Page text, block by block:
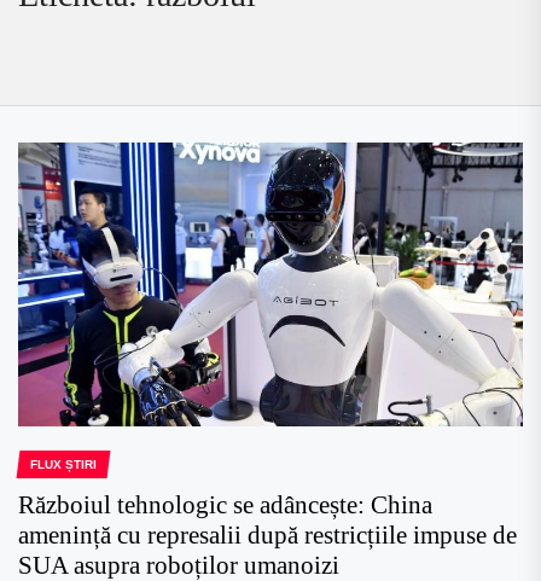
FLUX ȘTIRI
Războiul tehnologic se adâncește: China
amenință cu represalii după restricțiile impuse de
SUA asupra roboților umanoizi